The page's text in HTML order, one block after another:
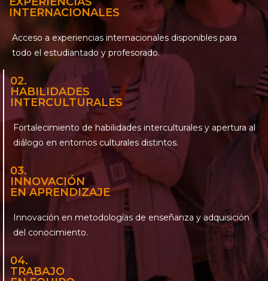
INTERNACIONALES
Acceso a experiencias internacionales disponibles para
todo el estudiantado y profesorado.
02.
HABILIDADES
INTERCULTURALES
Fortalecimiento de habilidades interculturales y apertura al
diálogo en entornos culturales distintos.
03.
INNOVACIÓN
EN APRENDIZAJE
Innovación en metodologías de enseñanza y adquisición
del conocimiento.
04.
TRABAJO